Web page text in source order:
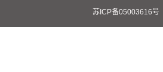
苏ICP备05003616号